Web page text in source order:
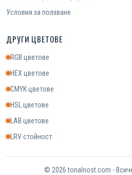
Условия за ползване
ДРУГИ ЦВЕТОВЕ
RGB цветове
HEX цветове
CMYK цветове
HSL цветове
LAB цветове
LRV стойност
© 2026 tonalnost.com -